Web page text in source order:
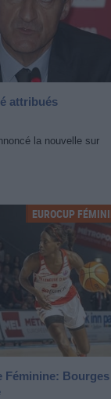
attribués
la nouvelle sur
EUROCUP
Féminine: Bourges